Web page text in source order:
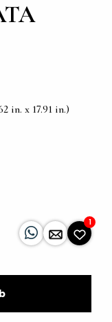
in. x 17.91 in.)
1